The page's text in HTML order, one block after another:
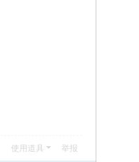
使用道具 举报